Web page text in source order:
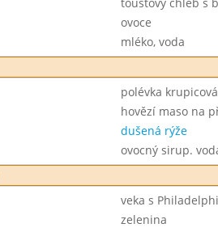
ovoce
mléko, voda
polévka
hovězí maso na
dušená rýže
ovocný sirup.
veka s
zelenina